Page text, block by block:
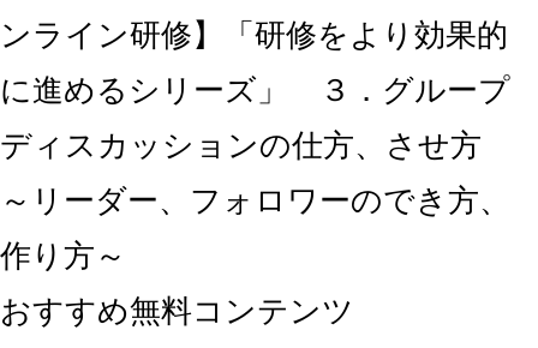
ンライン研修】「研修をより効果的
に進めるシリーズ」 ３．グループ
ディスカッションの仕方、させ方
～リーダー、フォロワーのでき方、
作り方～
おすすめ無料コンテンツ